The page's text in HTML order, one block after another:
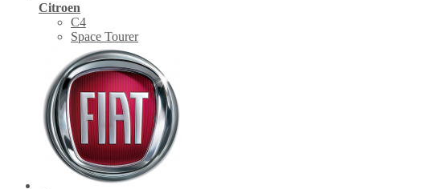
Citroen
C4
Space Tourer